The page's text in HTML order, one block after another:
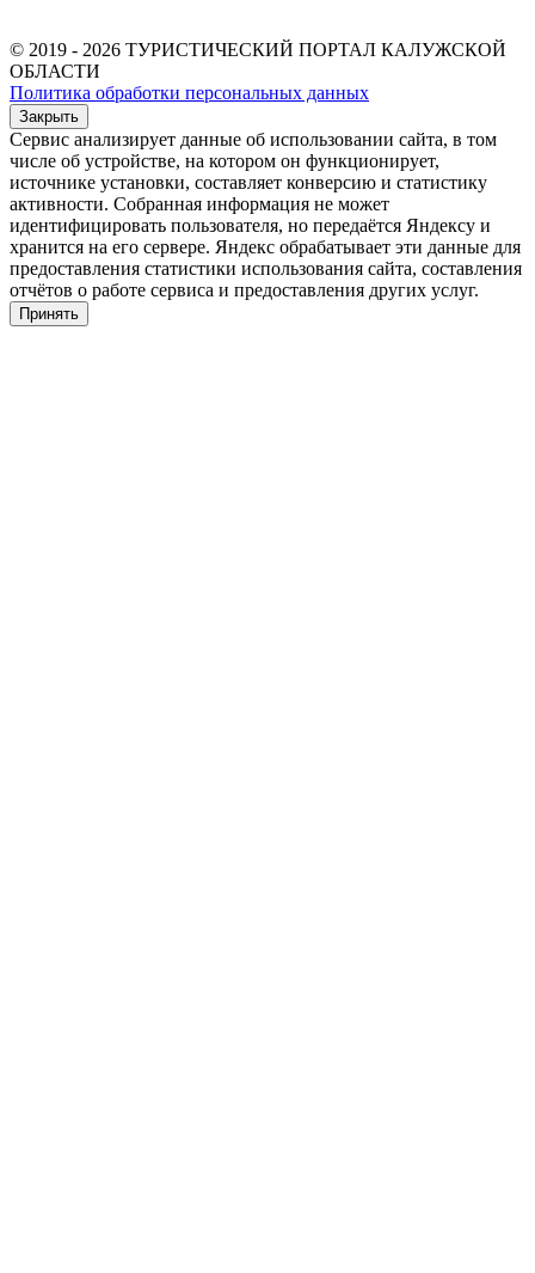
© 2019 - 2026 ТУРИСТИЧЕСКИЙ ПОРТАЛ КАЛУЖСКОЙ
ОБЛАСТИ
Политика обработки персональных данных
Закрыть
Сервис анализирует данные об использовании сайта, в том
числе об устройстве, на котором он функционирует,
источнике установки, составляет конверсию и статистику
активности. Собранная информация не может
идентифицировать пользователя, но передаётся Яндексу и
хранится на его сервере. Яндекс обрабатывает эти данные для
предоставления статистики использования сайта, составления
отчётов о работе сервиса и предоставления других услуг.
Принять